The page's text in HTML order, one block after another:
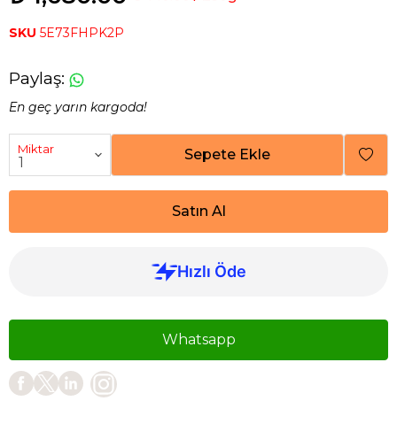
SKU 5E73FHPK2P
Paylaş:
En geç yarın kargoda!
Miktar Sepete Ekle
Satın Al
Whatsapp